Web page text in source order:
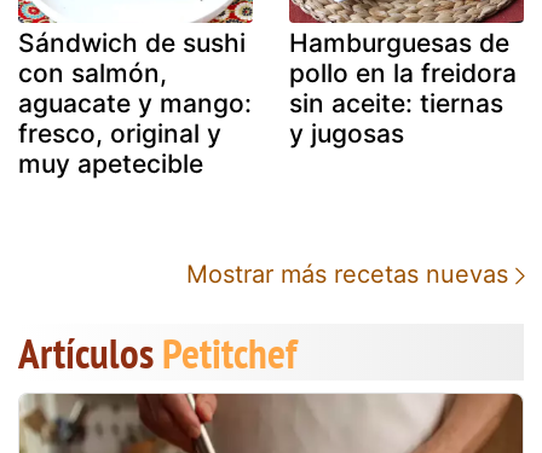
Sándwich de sushi
con salmón,
aguacate y mango:
fresco, original y
muy apetecible
Hamburguesas de
pollo en la freidora
sin aceite: tiernas
y jugosas
Mostrar más recetas nuevas
ArtículosPetitchef